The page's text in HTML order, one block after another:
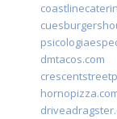
dmtacos.com